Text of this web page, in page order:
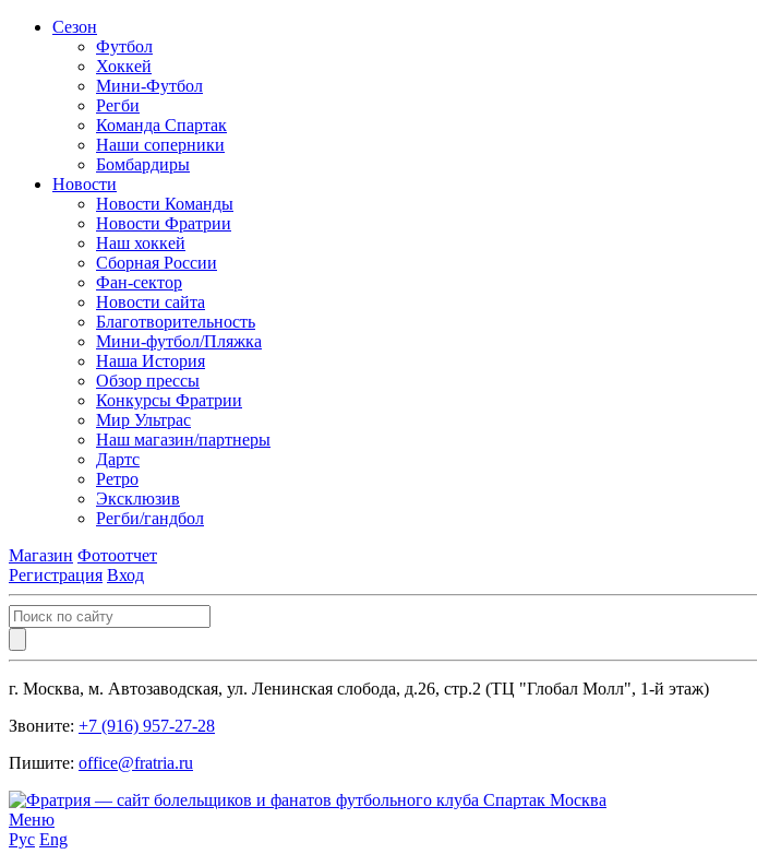
Сезон
Футбол
Хоккей
Мини-Футбол
Регби
Команда Спартак
Наши соперники
Бомбардиры
Новости
Новости Команды
Новости Фратрии
Наш хоккей
Сборная России
Фан-cектор
Новости сайта
Благотворительность
Мини-футбол/Пляжка
Наша История
Обзор прессы
Конкурсы Фратрии
Мир Ультрас
Наш магазин/партнеры
Дартс
Ретро
Эксклюзив
Регби/гандбол
Магазин Фотоотчет
Регистрация Вход
г. Москва, м. Автозаводская, ул. Ленинская слобода, д.26, стр.2 (ТЦ "Глобал Молл", 1-й этаж)
Звоните: +7 (916) 957-27-28
Пишите: office@fratria.ru
Меню
Рус Eng